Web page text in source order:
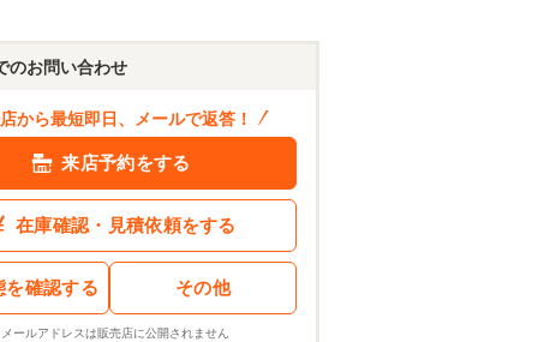
のお問い合わせ
から最短即日、メールで返答！
来店予約をする
在庫確認・見積依頼をする
を確認する その他
ールアドレスは販売店に公開されません